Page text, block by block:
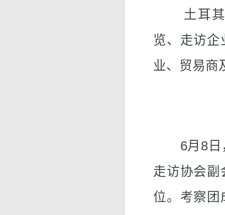
土耳其考
览、走访
业、贸易商
6月8日，
走访协会副
位。考察团